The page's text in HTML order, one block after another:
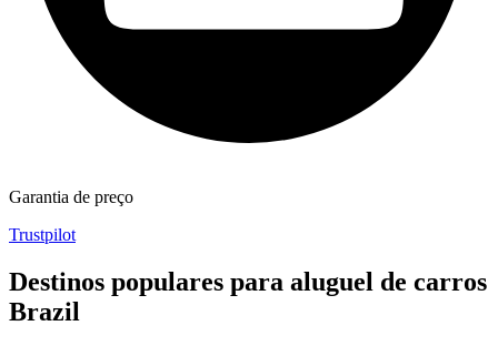
Garantia de preço
Trustpilot
Destinos populares para aluguel de carros
Brazil